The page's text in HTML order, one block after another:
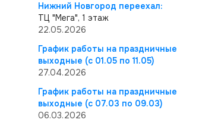
Нижний Новгород переехал:
ТЦ "Мега", 1 этаж
22.05.2026
График работы на праздничные
выходные (с 01.05 по 11.05)
27.04.2026
График работы на праздничные
выходные (с 07.03 по 09.03)
06.03.2026